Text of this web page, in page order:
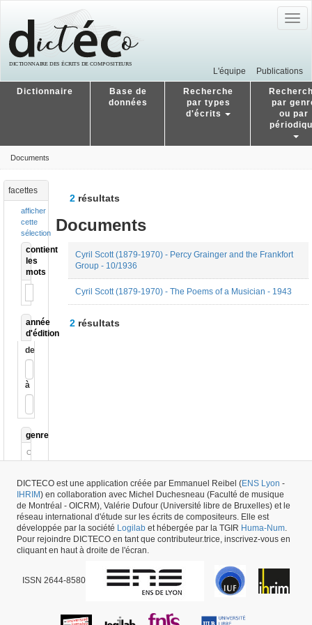
L'équipe Publications
Dictionnaire
Base de
données
Recherche
par types
d'écrits
par
ou par
Documents
facettes
afficher
cette
sélection
contient
les
mots
année
d'édition
de
à
genre
Critique
(Poésie)
2résultats
Documents
Cyril Scott (1879-1970) - Percy Grainger and the Frankfort
Group - 10/1936
Cyril Scott (1879-1970) - The Poems of a Musician - 1943
2résultats
DICTECO est une application créée par Emmanuel Reibel (ENS Lyon -
IHRIM) en collaboration avec Michel Duchesneau (Faculté de musique
de Montréal - OICRM), Valérie Dufour (Université libre de Bruxelles) et le
réseau international d'étude sur les écrits de compositeurs. Elle est
développée par la société Logilab et hébergée par la TGIR Huma-Num
Pour rejoindre DICTECO en tant que contributeur.trice, inscrivez-vous en
cliquant en haut à droite de l'écran.
ISSN 2644-8580